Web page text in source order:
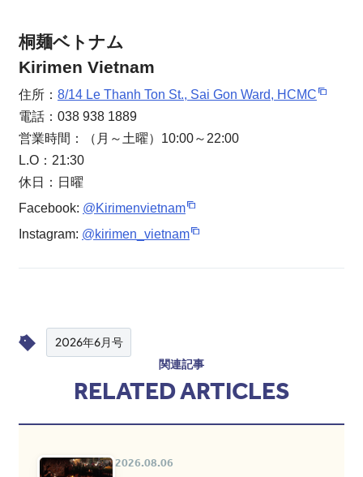
桐麺ベトナム
Kirimen Vietnam
住所： 8/14 Le Thanh Ton St., Sai Gon Ward, HCMC
電話：038 938 1889
営業時間：（月～土曜）10:00～22:00
L.O：21:30
休日：日曜
Facebook: @Kirimenvietnam
Instagram: @kirimen_vietnam
2026年6月号
関連記事
RELATED ARTICLES
2026.08.06